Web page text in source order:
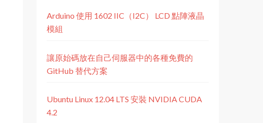
Arduino 使用 1602 IIC（I2C） LCD 點陣液晶
模組
讓原始碼放在自己伺服器中的各種免費的
GitHub 替代方案
Ubuntu Linux 12.04 LTS 安裝 NVIDIA CUDA
4.2